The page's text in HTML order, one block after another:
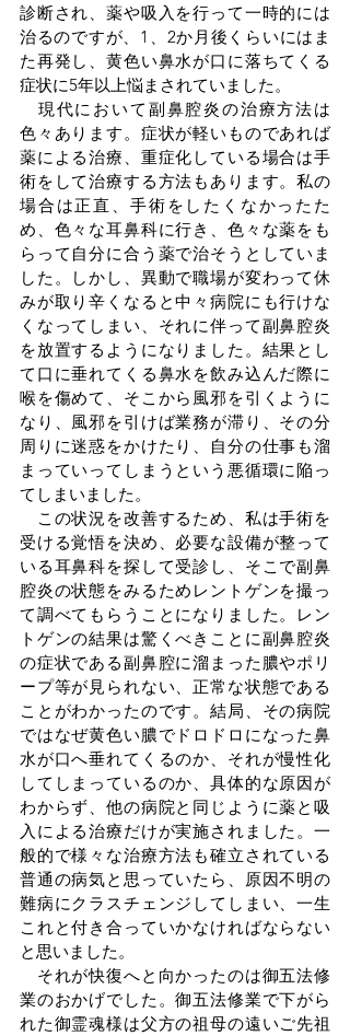
診断され、薬や吸入を行って一時的には
治るのですが、1、2か月後くらいにはま
た再発し、黄色い鼻水が口に落ちてくる
症状に5年以上悩まされていました。
現代において副鼻腔炎の治療方法は
色々あります。症状が軽いものであれば
薬による治療、重症化している場合は手
術をして治療する方法もあります。私の
場合は正直、手術をしたくなかったた
め、色々な耳鼻科に行き、色々な薬をも
らって自分に合う薬で治そうとしていま
した。しかし、異動で職場が変わって休
みが取り辛くなると中々病院にも行けな
くなってしまい、それに伴って副鼻腔炎
を放置するようになりました。結果とし
て口に垂れてくる鼻水を飲み込んだ際に
喉を傷めて、そこから風邪を引くように
なり、風邪を引けば業務が滞り、その分
周りに迷惑をかけたり、自分の仕事も溜
まっていってしまうという悪循環に陥っ
てしまいました。
この状況を改善するため、私は手術を
受ける覚悟を決め、必要な設備が整って
いる耳鼻科を探して受診し、そこで副鼻
腔炎の状態をみるためレントゲンを撮っ
て調べてもらうことになりました。レン
トゲンの結果は驚くべきことに副鼻腔炎
の症状である副鼻腔に溜まった膿やポリ
ープ等が見られない、正常な状態である
ことがわかったのです。結局、その病院
ではなぜ黄色い膿でドロドロになった鼻
水が口へ垂れてくるのか、それが慢性化
してしまっているのか、具体的な原因が
わからず、他の病院と同じように薬と吸
入による治療だけが実施されました。一
般的で様々な治療方法も確立されている
普通の病気と思っていたら、原因不明の
難病にクラスチェンジしてしまい、一生
これと付き合っていかなければならない
と思いました。
それが快復へと向かったのは御五法修
業のおかげでした。御五法修業で下がら
れた御霊魂様は父方の祖母の遠いご先祖